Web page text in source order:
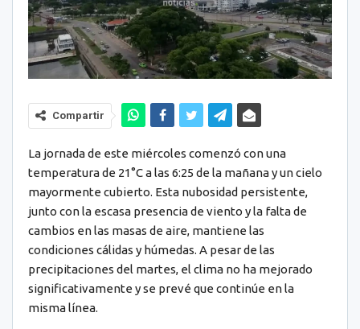
Compartir
La jornada de este miércoles comenzó con una
temperatura de 21°C a las 6:25 de la mañana y un cielo
mayormente cubierto. Esta nubosidad persistente,
junto con la escasa presencia de viento y la falta de
cambios en las masas de aire, mantiene las
condiciones cálidas y húmedas. A pesar de las
precipitaciones del martes, el clima no ha mejorado
significativamente y se prevé que continúe en la
misma línea.